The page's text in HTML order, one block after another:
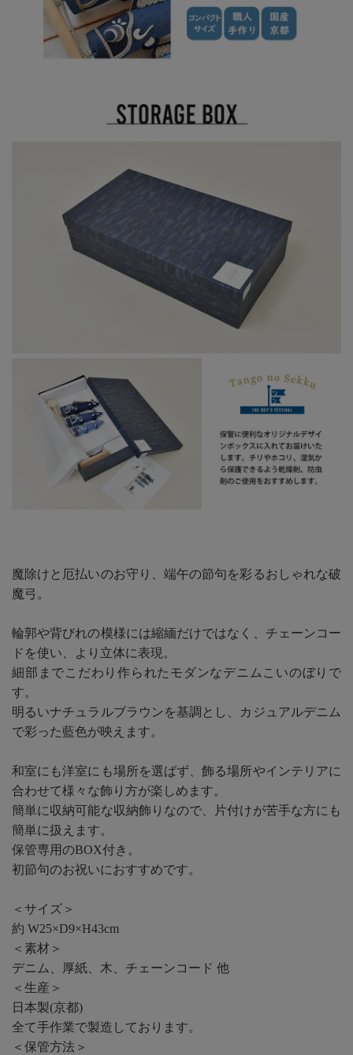
魔除けと厄払いのお守り、端午の節句を彩るおしゃれな破
魔弓。
輪郭や背びれの模様には縮緬だけではなく、チェーンコー
ドを使い、より立体に表現。
細部までこだわり作られたモダンなデニムこいのぼりで
す。
明るいナチュラルブラウンを基調とし、カジュアルデニム
で彩った藍色が映えます。
和室にも洋室にも場所を選ばず、飾る場所やインテリアに
合わせて様々な飾り方が楽しめます。
簡単に収納可能な収納飾りなので、片付けが苦手な方にも
簡単に扱えます。
保管専用のBOX付き。
初節句のお祝いにおすすめです。
＜サイズ＞
約 W25×D9×H43cm
＜素材＞
デニム、厚紙、木、チェーンコード 他
＜生産＞
日本製(京都)
全て手作業で製造しております。
＜保管方法＞